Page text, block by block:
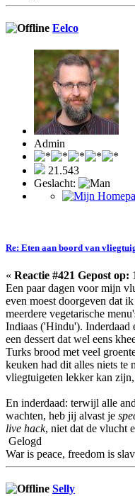
Eelco
Admin
21.543
Geslacht:
Re: Eten aan boord van
« Reactie #421 Gepost op:
Een paar dagen voor mijn
even moest doorgeven dat
meerdere vegetarische
Indiaas ('Hindu'). Inderdaad
een dessert dat wel eens
Turks brood met veel
keuken had dit alles niets te
vliegtuigeten lekker kan
En inderdaad: terwijl alle
wachten, heb jij alvast je
live hack, niet dat de vlucht
Gelogd
War is peace, freedom is
Selly